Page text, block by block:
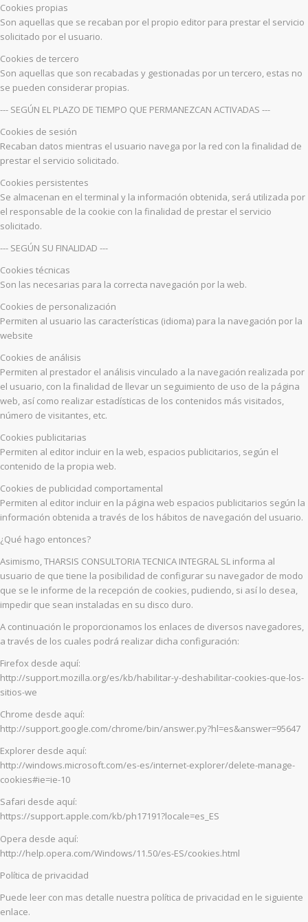
Cookies propias
Son aquellas que se recaban por el propio editor para prestar el servicio
solicitado por el usuario.
Cookies de tercero
Son aquellas que son recabadas y gestionadas por un tercero, estas no
se pueden considerar propias.
--- SEGÚN EL PLAZO DE TIEMPO QUE PERMANEZCAN ACTIVADAS ---
Cookies de sesión
Recaban datos mientras el usuario navega por la red con la finalidad de
prestar el servicio solicitado.
Cookies persistentes
Se almacenan en el terminal y la información obtenida, será utilizada por
el responsable de la cookie con la finalidad de prestar el servicio
solicitado.
--- SEGÚN SU FINALIDAD ---
Cookies técnicas
Son las necesarias para la correcta navegación por la web.
Cookies de personalización
Permiten al usuario las características (idioma) para la navegación por la
website
Cookies de análisis
Permiten al prestador el análisis vinculado a la navegación realizada por
el usuario, con la finalidad de llevar un seguimiento de uso de la página
web, así como realizar estadísticas de los contenidos más visitados,
número de visitantes, etc.
Cookies publicitarias
Permiten al editor incluir en la web, espacios publicitarios, según el
contenido de la propia web.
Cookies de publicidad comportamental
Permiten al editor incluir en la página web espacios publicitarios según la
información obtenida a través de los hábitos de navegación del usuario.
¿Qué hago entonces?
Asimismo, THARSIS CONSULTORIA TECNICA INTEGRAL SL informa al
usuario de que tiene la posibilidad de configurar su navegador de modo
que se le informe de la recepción de cookies, pudiendo, si así lo desea,
impedir que sean instaladas en su disco duro.
A continuación le proporcionamos los enlaces de diversos navegadores,
a través de los cuales podrá realizar dicha configuración:
Firefox desde aquí:
http://support.mozilla.org/es/kb/habilitar-y-deshabilitar-cookies-que-los-
sitios-we
Chrome desde aquí:
http://support.google.com/chrome/bin/answer.py?hl=es&answer=95647
Explorer desde aquí:
http://windows.microsoft.com/es-es/internet-explorer/delete-manage-
cookies#ie=ie-10
Safari desde aquí:
https://support.apple.com/kb/ph17191?locale=es_ES
Opera desde aquí:
http://help.opera.com/Windows/11.50/es-ES/cookies.html
Política de privacidad
Puede leer con mas detalle nuestra política de privacidad en le siguiente
enlace.